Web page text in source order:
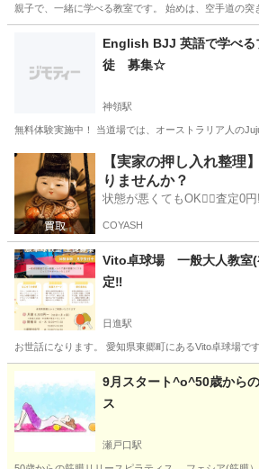
親子で、一緒に学べる教室です。 始めは、空手道の
English BJJ 英語で学べ
徒 募集☆
神領駅
無料体験実施中！ 当道場では、オーストラリア人の
愛知 春日井市 神領駅 スポーツ 柔術
【実家の押し入れ整理
りませんか？
状態が悪くてもOK🙆‍♀️査定0円
COYASH
Vito卓球場 一般大人教室
定‼
日進駅
お世話になります。 愛知県東郷町にあるVito卓球場
愛知 愛知郡 日進駅 スポーツ 初心者
9月スタート^o^50歳から
ス
瀬戸口駅